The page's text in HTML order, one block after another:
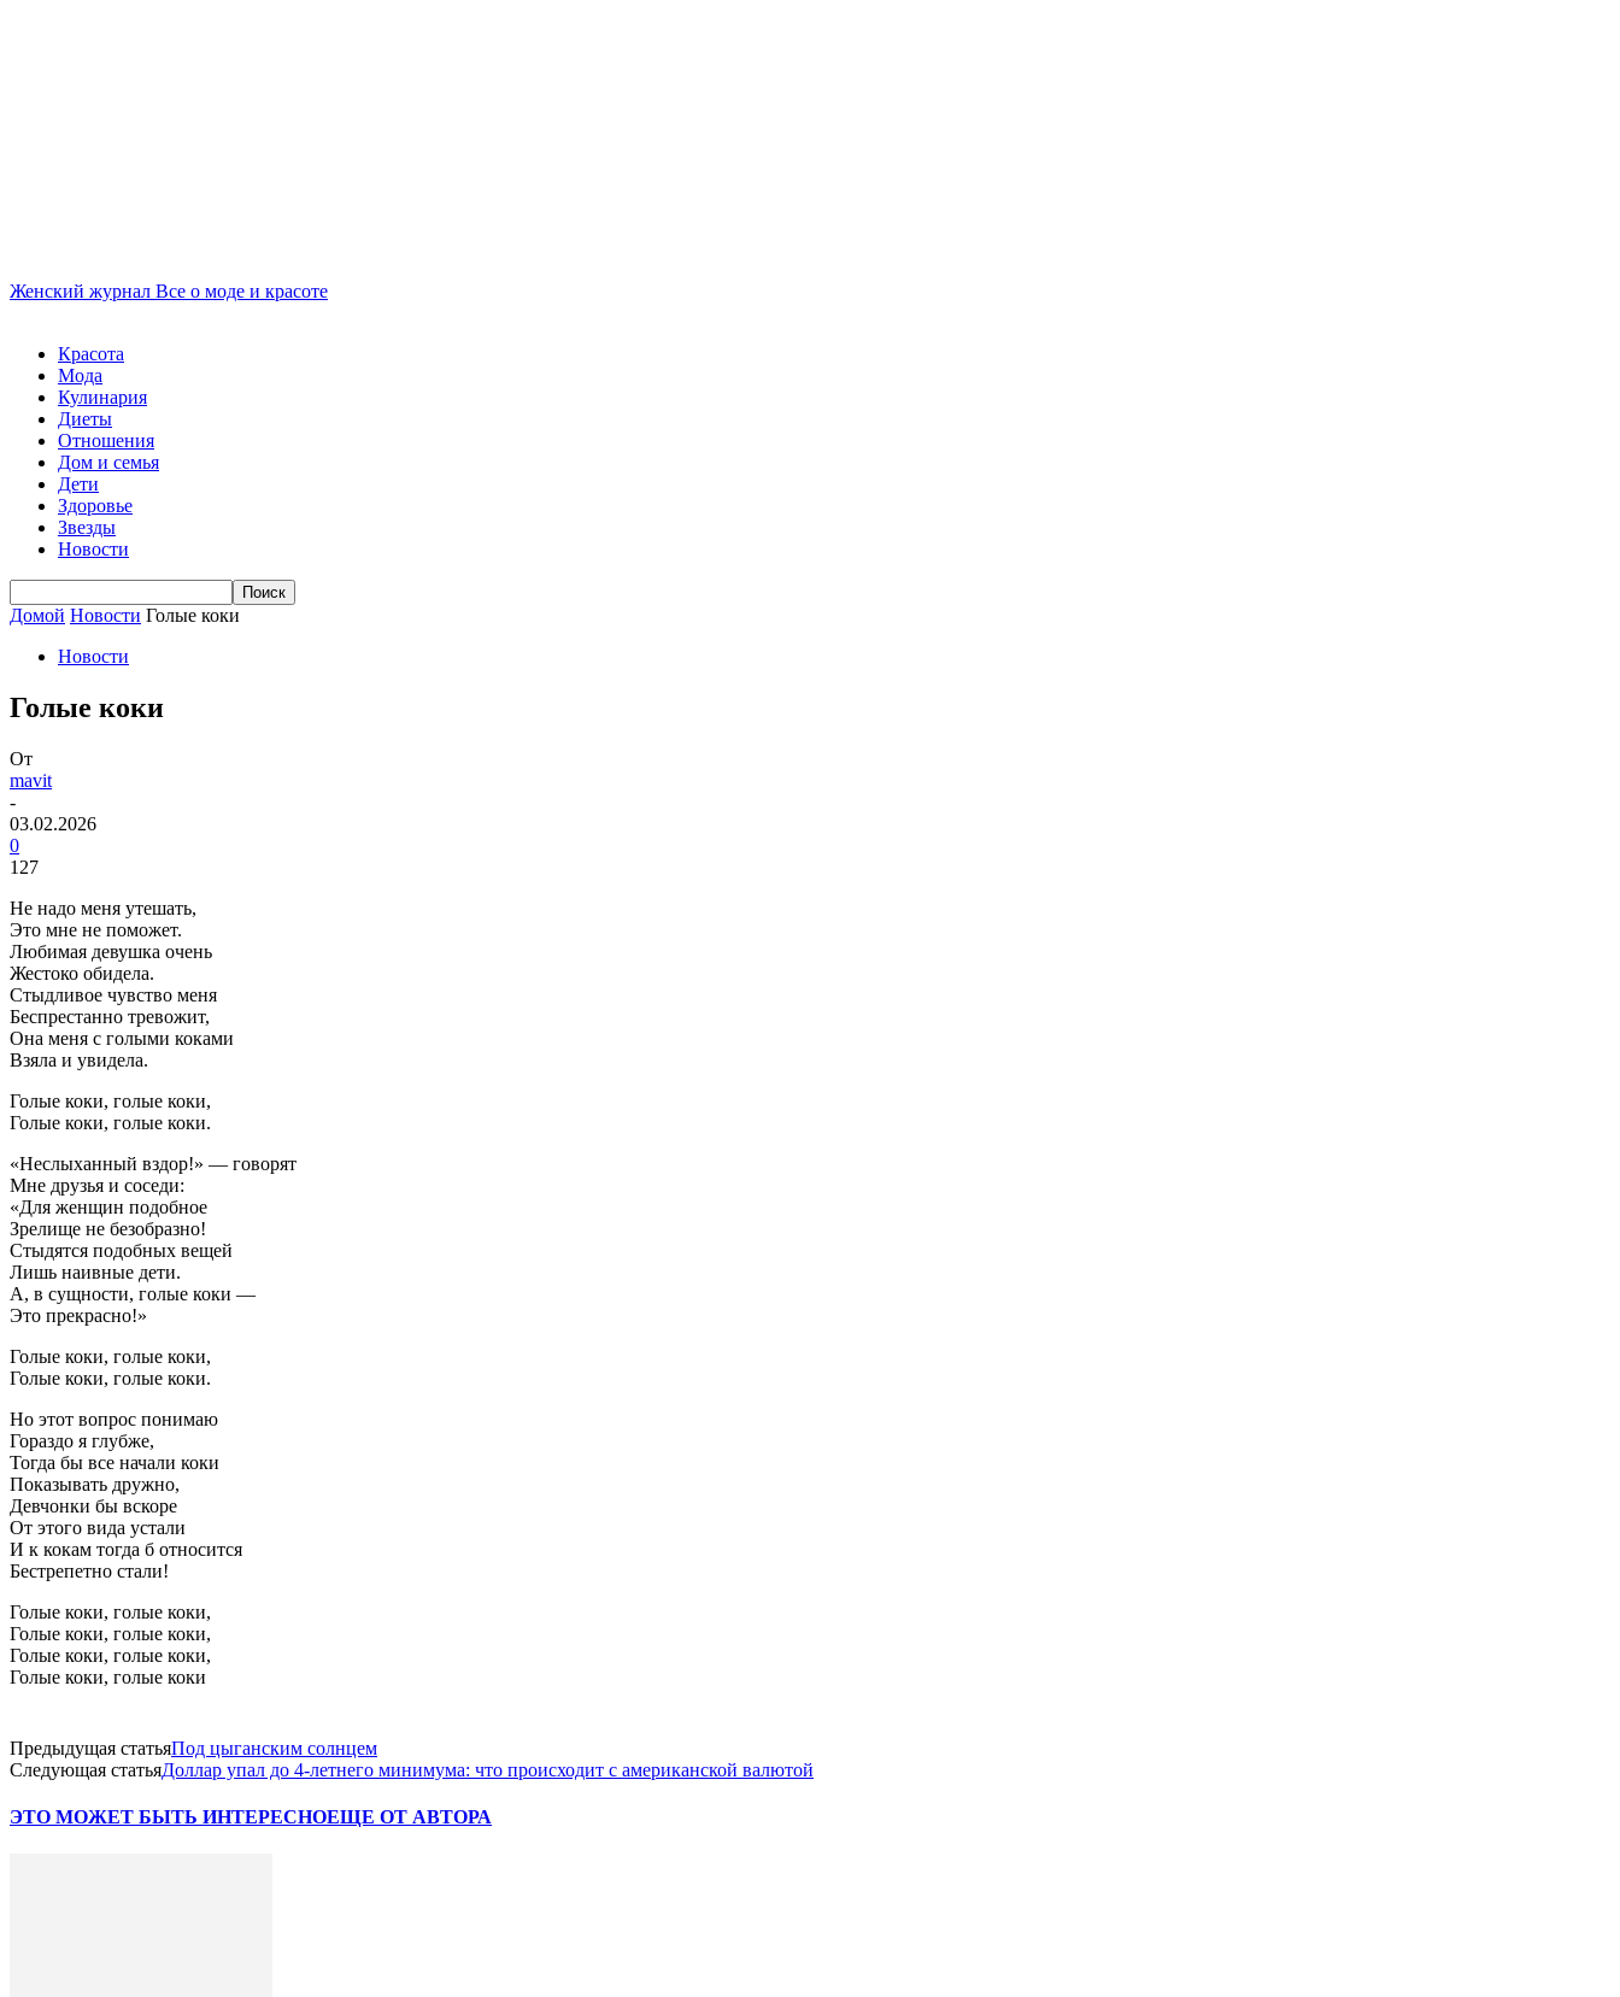
Женский журнал Все о моде и красоте
Красота
Мода
Кулинария
Диеты
Отношения
Дом и семья
Дети
Здоровье
Звезды
Новости
Домой Новости Голые коки
Новости
Голые коки
От
mavit
-
03.02.2026
0
127
Не надо меня утешать,
Это мне не поможет.
Любимая девушка очень
Жестоко обидела.
Стыдливое чувство меня
Беспрестанно тревожит,
Она меня с голыми коками
Взяла и увидела.
Голые коки, голые коки,
Голые коки, голые коки.
«Неслыханный вздор!» — говорят
Мне друзья и соседи:
«Для женщин подобное
Зрелище не безобразно!
Стыдятся подобных вещей
Лишь наивные дети.
А, в сущности, голые коки —
Это прекрасно!»
Голые коки, голые коки,
Голые коки, голые коки.
Но этот вопрос понимаю
Гораздо я глубже,
Тогда бы все начали коки
Показывать дружно,
Девчонки бы вскоре
От этого вида устали
И к кокам тогда б относится
Бестрепетно стали!
Голые коки, голые коки,
Голые коки, голые коки,
Голые коки, голые коки,
Голые коки, голые коки
Предыдущая статьяПод цыганским солнцем
Следующая статьяДоллар упал до 4-летнего минимума: что происходит с американской валютой
ЭТО МОЖЕТ БЫТЬ ИНТЕРЕСНОЕЩЕ ОТ АВТОРА